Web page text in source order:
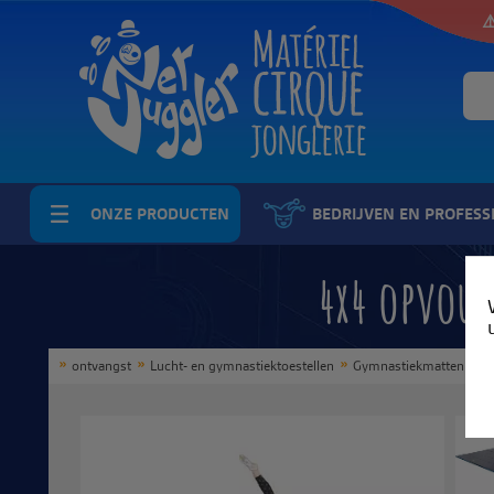
ONZE PRODUCTEN BEDRIJVEN EN
4x4
ontvangst Lucht- en gymnastiektoestellen Gymnastiekmatten en